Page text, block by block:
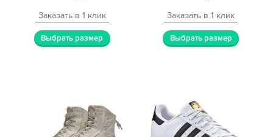
Заказать в 1 клик
Выбрать размер
Заказать в 1 клик
Выбрать размер